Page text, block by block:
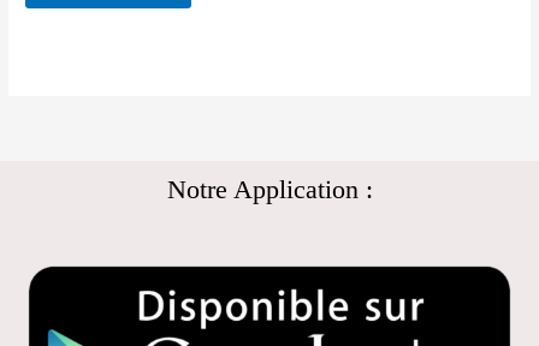
Notre Application :